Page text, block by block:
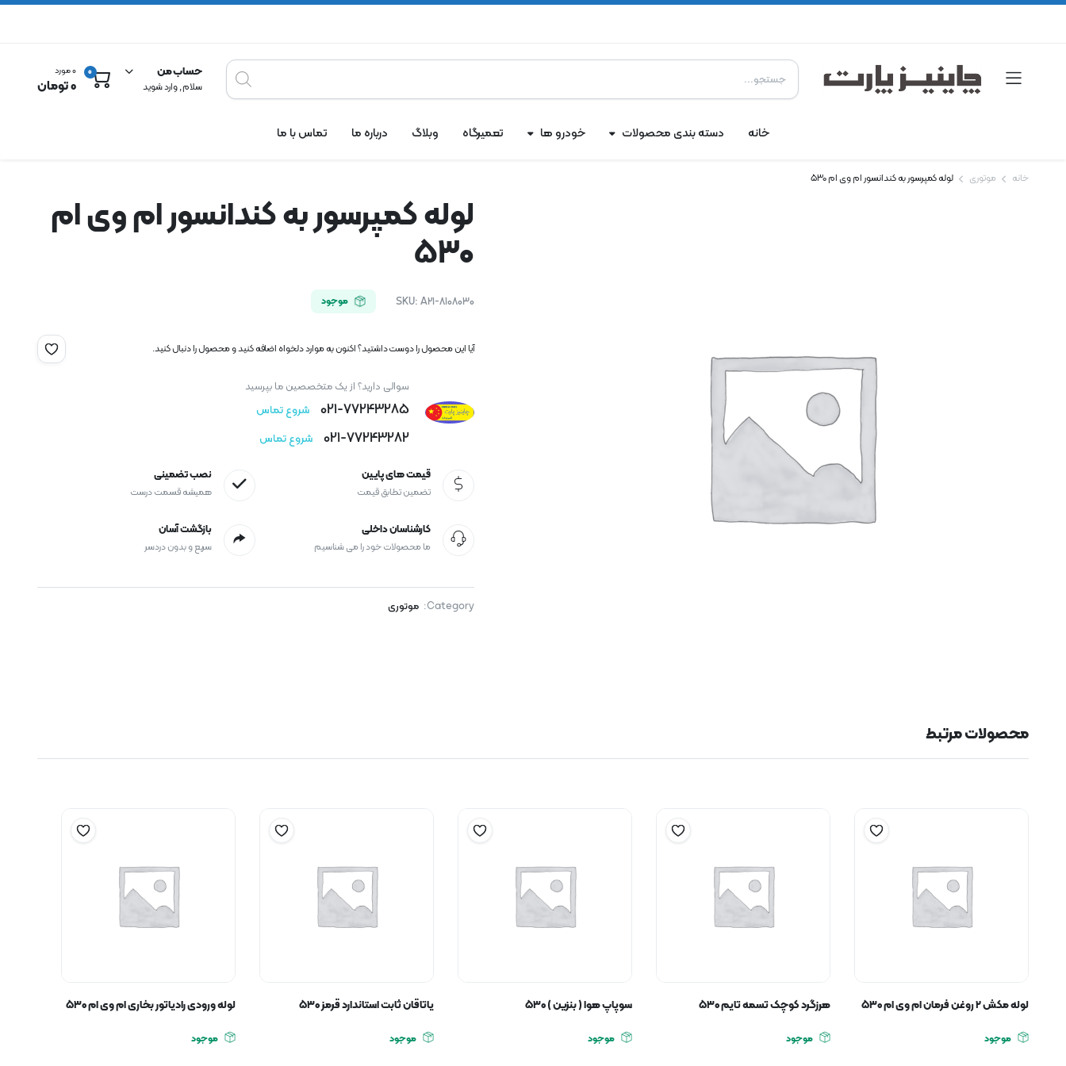
حساب من
سلام , وارد شوید
0 0 مورد
0تومان
خانه دسته بندی محصولات خودرو ها تعمیرگاه وبلاگ درباره ما تماس با ما
خانه موتوری لوله کمپرسور به کندانسور ام وی ام ۵۳۰
لوله کمپرسور به کندانسور ام وی ام
۵۳۰
SKU: A21-8108030 موجود
آیا این محصول را دوست داشتید؟ اکنون به موارد دلخواه اضافه کنید و محصول را دنبال کنید.
سوالی دارید؟ از یک متخصصین ما بپرسید
021-77243285 شروع تماس
021-77243282 شروع تماس
قیمت های پایین
تضمین تطابق قیمت
نصب تضمینی
همیشه قسمت درست
کارشناسان داخلی
ما محصولات خود را می شناسیم
بازگشت آسان
سریع و بدون دردسر
Category: موتوری
محصولات مرتبط
لوله مکش ۲ روغن فرمان ام وی ام ۵۳۰
موجود
هرزگرد کوچک تسمه تایم ۵۳۰
موجود
سوپاپ هوا ( بنزین ) ۵۳۰
موجود
یاتاقان ثابت استاندارد قرمز ۵۳۰
موجود
لوله ورودی رادیاتور بخاری ام وی ام ۵۳۰
موجود